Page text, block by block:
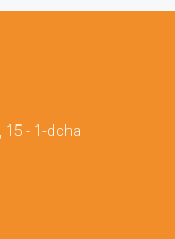
- 1-dcha